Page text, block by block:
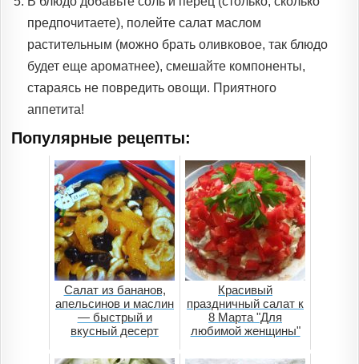
предпочитаете), полейте салат маслом
растительным (можно брать оливковое, так блюдо
будет еще ароматнее), смешайте компоненты,
стараясь не повредить овощи. Приятного
аппетита!
Популярные рецепты:
Салат из бананов,
апельсинов и маслин
— быстрый и
вкусный десерт
Красивый
праздничный салат к
8 Марта "Для
любимой женщины"